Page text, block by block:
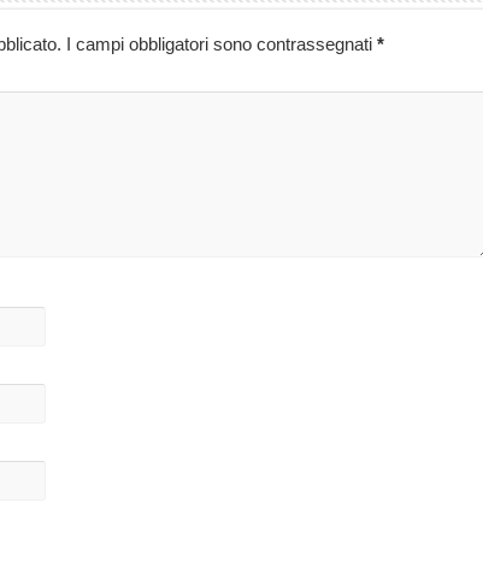
I campi obbligatori sono contrassegnati *